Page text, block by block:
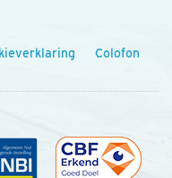
Colofon